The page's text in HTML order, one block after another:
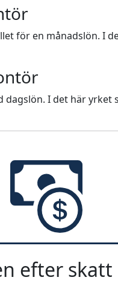
för en månadslön. I
I det här yrket
efter skatt